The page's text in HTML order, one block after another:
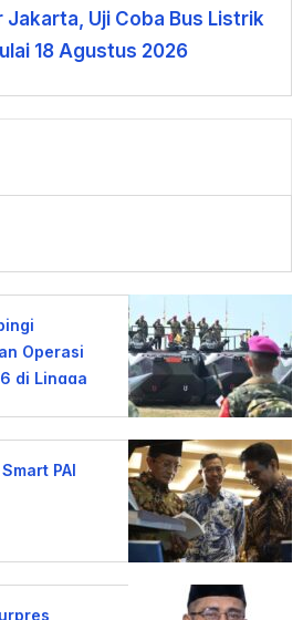
Jakarta, Uji Coba Bus Listrik
18 Agustus 2026
Operasi
di Lingga
PAI